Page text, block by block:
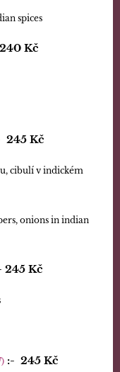
spices
240 Kč
245 Kč
cibulí v indickém
onions in indian
245 Kč
:- 245 Kč